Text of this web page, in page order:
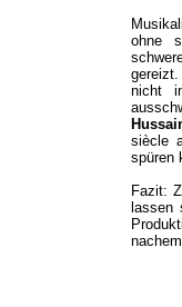
ohne
nicht
siècle
spüren
Fazit:
lassen